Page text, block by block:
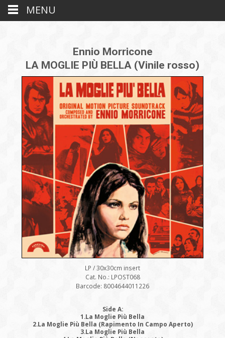
Ennio Morricone
LA MOGLIE PIÙ BELLA (Vinile rosso)
LP / 30x30cm insert
Cat. No.: LPOST068
Barcode: 8004644011226
Side A:
1.La Moglie Più Bella
2.La Moglie Più Bella (Rapimento In Campo Aperto)
3.La Moglie Più Bella
MENU